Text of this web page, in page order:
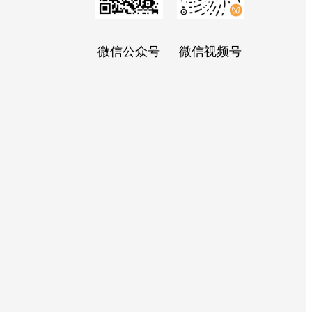
微信公众号 微信视频号